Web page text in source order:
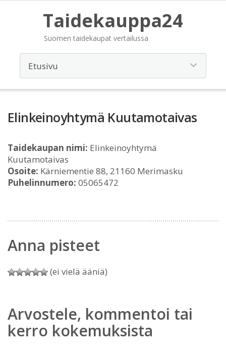
Taidekauppa24
Suomen taidekaupat vertailussa
Elinkeinoyhtymä Kuutamotaivas
Taidekaupan nimi: Elinkeinoyhtymä
Kuutamotaivas
Osoite: Kärniementie 88, 21160 Merimasku
Puhelinnumero: 05065472
Anna pisteet
(ei vielä ääniä)
Arvostele, kommentoi tai
kerro kokemuksista